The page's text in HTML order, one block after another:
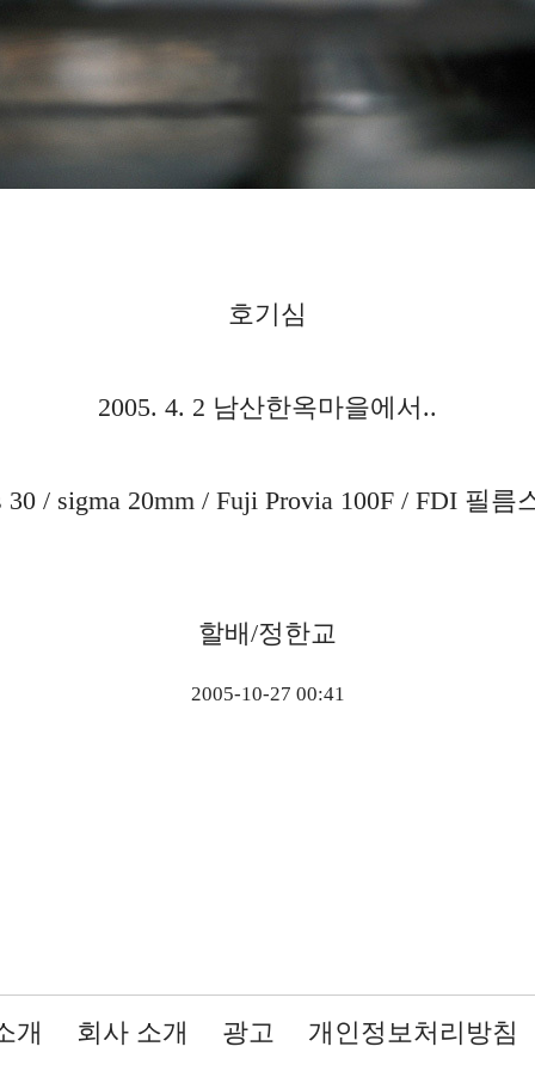
호기심
2005. 4. 2 남산한옥마을에서..
30 / sigma 20mm / Fuji Provia 100F / FDI 필름
할배/정한교
2005-10-27 00:41
개 회사 소개 광고 개인정보처리방침